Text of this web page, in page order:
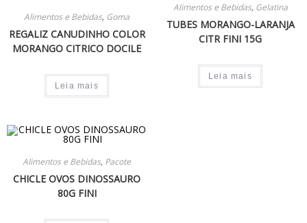
Alimentos e Bebidas, Goma
REGALIZ CANUDINHO COLOR
MORANGO CITRICO DOCILE
Leia mais
Alimentos e Bebidas, Gelatina
TUBES MORANGO-LARANJA
CITR FINI 15G
Leia mais
Alimentos e Bebidas, Pacote
CHICLE OVOS DINOSSAURO
80G FINI